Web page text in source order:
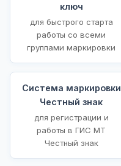
ключ
для быстрого старта
работы со всеми
группами маркировки
Система маркировки
Честный знак
для регистрации и
работы в ГИС МТ
Честный знак